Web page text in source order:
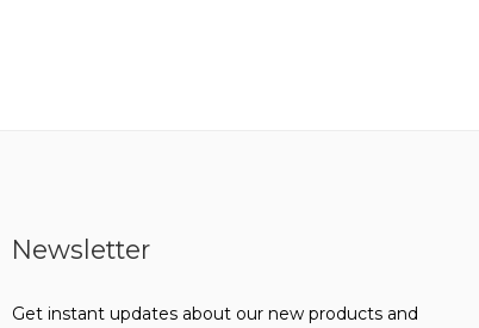
Newsletter
Get instant updates about our new products and